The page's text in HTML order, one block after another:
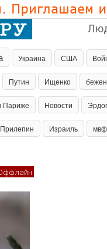
Украина США
Путин Ищенко
Париже Новости
Прилепин Израиль мвф